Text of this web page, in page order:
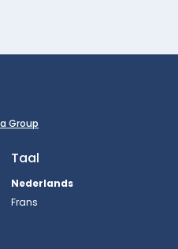
Group
Taal
Nederlands
Frans